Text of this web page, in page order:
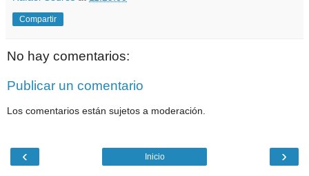
Compartir
No hay comentarios:
Publicar un comentario
Los comentarios están sujetos a moderación.
‹ ›
Inicio